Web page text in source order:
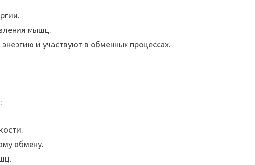
мышц.
и участвуют в обменных процессах.
обмену.